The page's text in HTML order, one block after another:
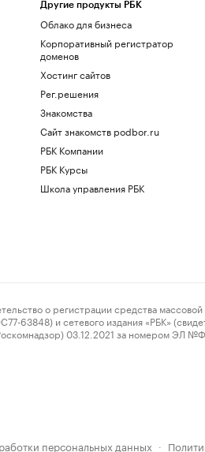
Другие продукты РБК
Облако для бизнеса
Корпоративный регистратор
доменов
Хостинг сайтов
Рег.решения
Знакомства
Сайт знакомств podbor.ru
РБК Компании
РБК Курсы
Школа управления РБК
о регистрации средства
63848) и сетевого издания «РБК»
03.12.2021 за номером ЭЛ
персональных данных ·